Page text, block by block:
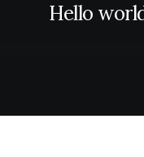
Hello